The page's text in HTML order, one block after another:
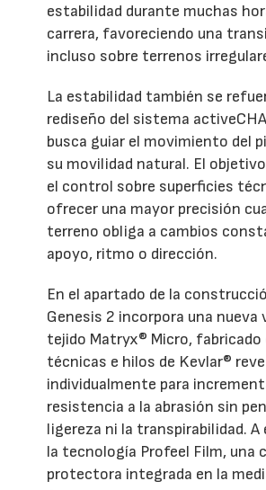
estabilidad durante muchas
carrera, favoreciendo una
incluso sobre terrenos
La estabilidad también se
rediseño del sistema
busca guiar el movimiento del
su movilidad natural. El
el control sobre superficies
ofrecer una mayor precisión
terreno obliga a cambios
apoyo, ritmo o dirección.
En el apartado de la
Genesis 2 incorpora una nueva
tejido Matryx® Micro, fabricado
técnicas e hilos de Kevlar®
individualmente para
resistencia a la abrasión sin
ligereza ni la transpirabilidad. A
la tecnología Profeel Film, una
protectora integrada en la